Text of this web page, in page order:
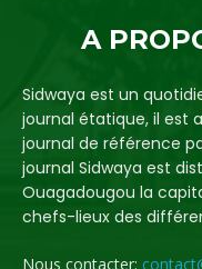
A
Sidwaya est un
journal étatique, il est
journal de référence
journal Sidwaya est
Ouagadougou la
chefs-lieux des
Nous contacter: